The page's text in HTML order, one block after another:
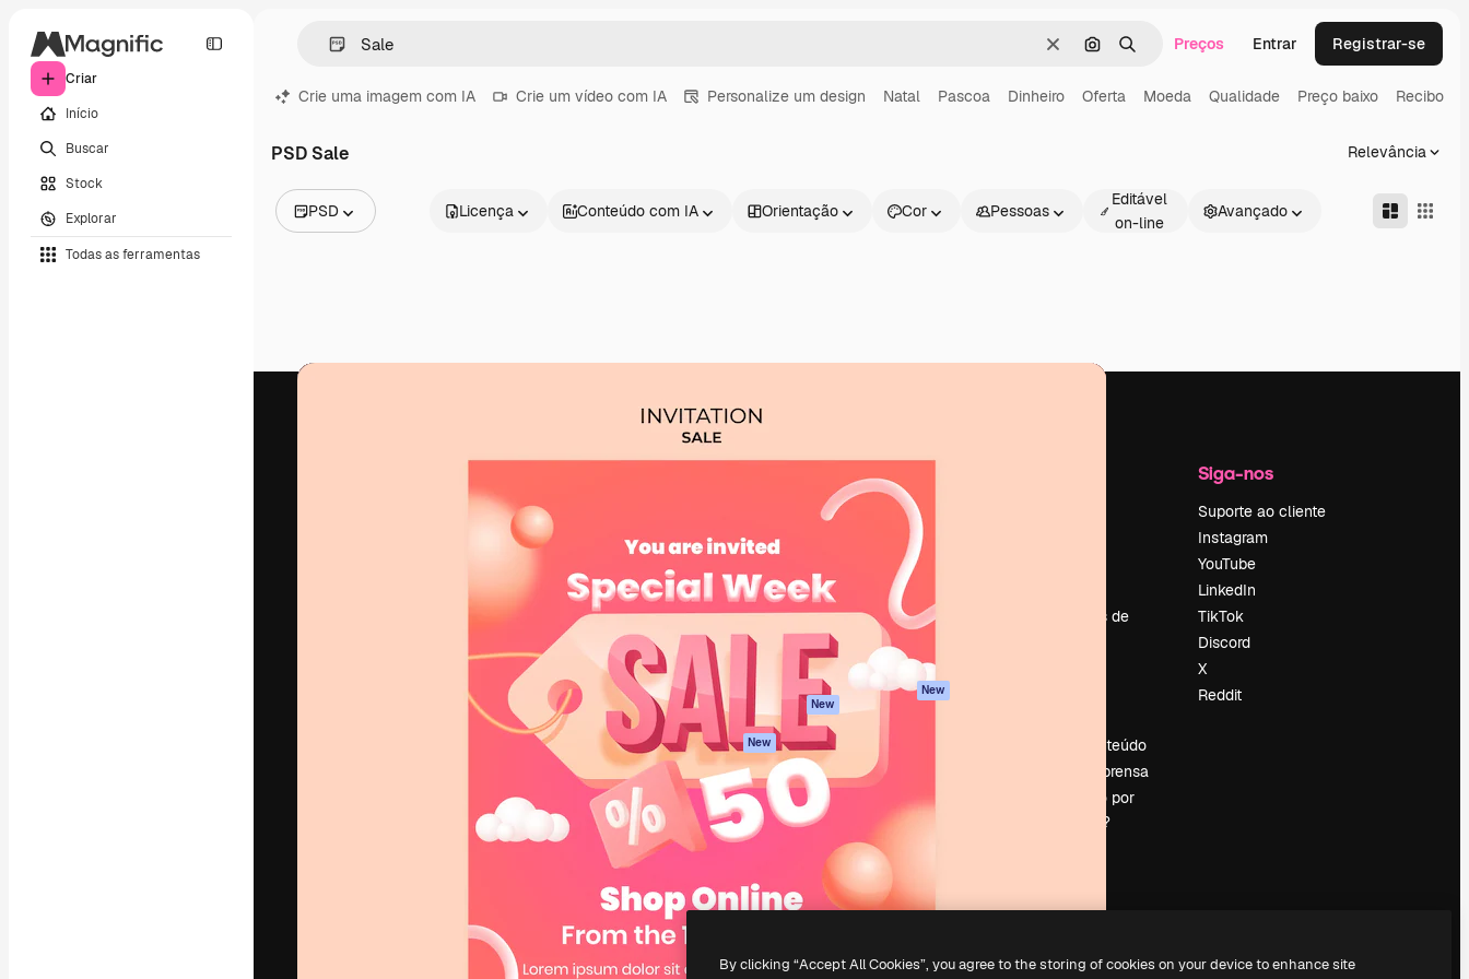
Criar
Início
Buscar
Stock
Explorar
Todas as ferramentas
LimparPesquisar por imagem
BuscarPreços Entrar Registrar-se
Crie uma imagem com IA Crie um vídeo com IA Personalize um design Natal Pascoa Dinheiro Oferta Moeda Qualidade Preço baixo Recibo
PSD Sale Relevância
PSD
Vídeos
Licença Conteúdo com IA Orientação Cor Pessoas
Editável
on-line
Avançado
A plataforma criativa para você direcionar
seu melhor trabalho. Mais de 1 milhão de
assinantes entre criativos, empresas,
Português
Assistente de IA
imagens
Gerador de vídeos
Texto para voz
Conteúdo de stock
MCP para
Claude/ChatGPT
New
Agentes New
API
App móvel
Todas as
ferramentas
Começar
Academy
Documentação
Atendimento
Termos e
condições
Política de
privacidade
Originais New
Política de cookies
confiabilidade
Afiliados
Empresas
Tendências de
Vender conteúdo
Sala de imprensa
Procurando por
magnific.ai?
Siga-nos
Suporte ao cliente
Instagram
YouTube
LinkedIn
TikTok
Discord
X
Reddit
Freepik Company S.L.U. Todos os direitos reservados.
By clicking “Accept All Cookies”, you agree to the storing of cookies on your device to enhance site